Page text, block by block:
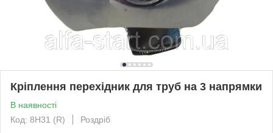
Кріплення перехідник для труб на 3 напрямки
В наявності
Код: 8Н31 (R)
Роздріб